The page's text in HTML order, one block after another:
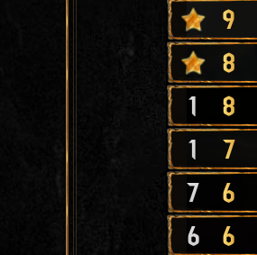
9
8
1 8
1 7
7 6
6 6